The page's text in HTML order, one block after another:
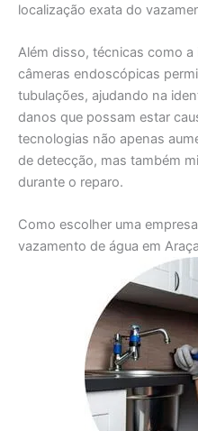
localização exata do
Além disso, técnicas como
câmeras endoscópicas
tubulações, ajudando na
danos que possam estar
tecnologias não apenas
de detecção, mas também
durante o reparo.
Como escolher uma
vazamento de água em